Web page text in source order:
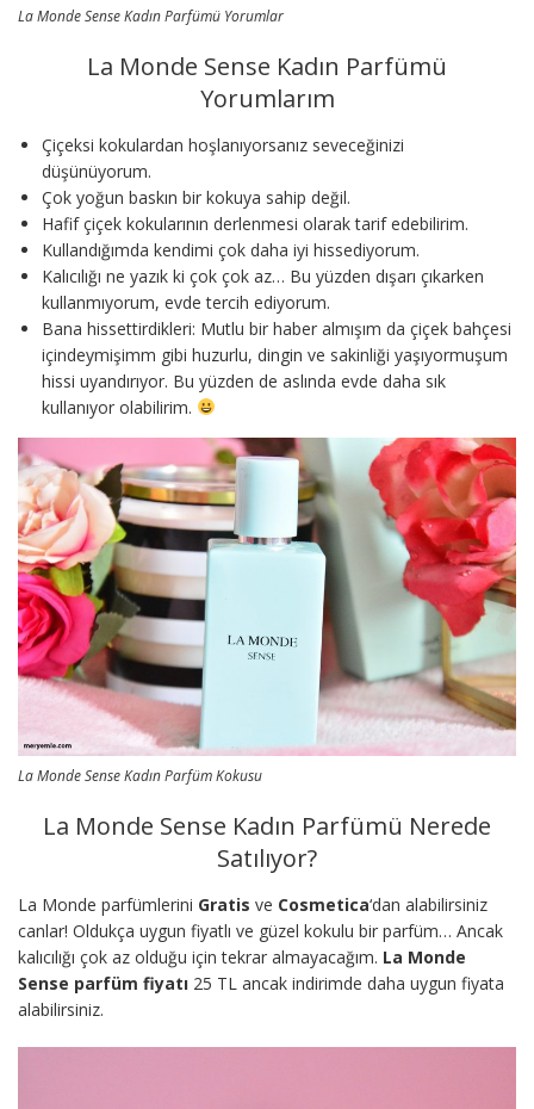
La Monde Sense Kadın Parfümü Yorumlar
La Monde Sense Kadın Parfümü
Yorumlarım
Çiçeksi kokulardan hoşlanıyorsanız seveceğinizi
düşünüyorum.
Çok yoğun baskın bir kokuya sahip değil.
Hafif çiçek kokularının derlenmesi olarak tarif edebilirim.
Kullandığımda kendimi çok daha iyi hissediyorum.
Kalıcılığı ne yazık ki çok çok az… Bu yüzden dışarı çıkarken
kullanmıyorum, evde tercih ediyorum.
Bana hissettirdikleri: Mutlu bir haber almışım da çiçek bahçesi
içindeymişimm gibi huzurlu, dingin ve sakinliği yaşıyormuşum
hissi uyandırıyor. Bu yüzden de aslında evde daha sık
kullanıyor olabilirim.
La Monde Sense Kadın Parfüm Kokusu
La Monde Sense Kadın Parfümü Nerede
Satılıyor?
La Monde parfümlerini Gratis ve Cosmetica‘dan alabilirsiniz
canlar! Oldukça uygun fiyatlı ve güzel kokulu bir parfüm… Ancak
kalıcılığı çok az olduğu için tekrar almayacağım. La Monde
Sense parfüm fiyatı 25 TL ancak indirimde daha uygun fiyata
alabilirsiniz.